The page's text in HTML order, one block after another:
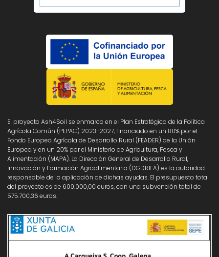
El proyecto Ash4Soil se enmarca en el Plan Estratégico de la Política
Agrícola Común (PEPAC) 2023-2027, financiado en un 80% por el
Fondo Europeo Agrícola de Desarrollo Rural (FEADER) de la Unión
Europea y en un 20% por el Ministerio de Agricultura, Pesca y
Alimentación (MAPA). La Dirección General de Desarrollo Rural,
Innovación y Formación Agroalimentaria (DGDRIFA) es la autoridad
responsable de la aplicación de dichas ayudas. El presupuesto total
del proyecto es de 600.000,00 euros, con una subvención total de
575.700,36 euros.